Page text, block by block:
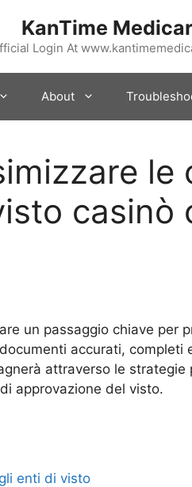
KanTime
Login At
About
le
casinò
un passaggio chiave per
accurati,
attraverso le
approvazione del visto.
enti di visto